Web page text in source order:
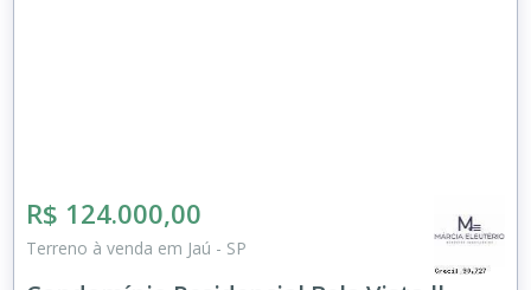
R$ 124.000,00
Terreno à venda em Jaú - SP